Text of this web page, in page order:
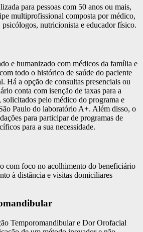
para pessoas com 50 anos ou mais,
multiprofissional composta por médico,
nutricionista e educador físico.
e humanizado com médicos da família e
todo o histórico de saúde do paciente
Há a opção de consultas presenciais ou
conta com isenção de taxas para a
solicitados pelo médico do programa e
Paulo do laboratório A+. Além disso, o
para participar de programas de
para a sua necessidade.
com foco no acolhimento do beneficiário
à distância e visitas domiciliares
Temporomandibular e Dor Orofacial